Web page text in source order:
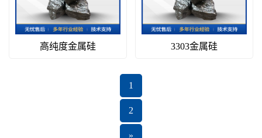
高纯度金属硅 3303金属硅
1
2
»